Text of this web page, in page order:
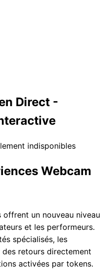
Direct -
indisponibles
Webcam
un nouveau niveau
et les performeurs.
spécialisés, les
retours directement
activées par tokens.